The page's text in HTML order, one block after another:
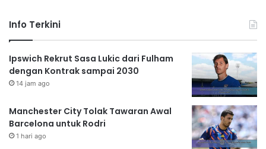
Info Terkini
Ipswich Rekrut Sasa Lukic dari Fulham
dengan Kontrak sampai 2030
14 jam ago
Manchester City Tolak Tawaran Awal
Barcelona untuk Rodri
1 hari ago